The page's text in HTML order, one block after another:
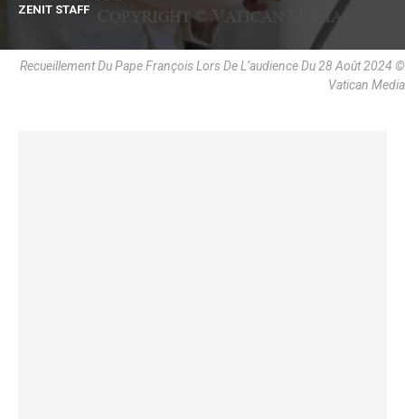
ZENIT STAFF
Recueillement Du Pape François Lors De L’audience Du 28 Août 2024 ©
Vatican Media